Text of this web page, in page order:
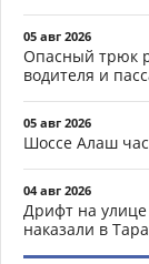
05 авг 2026
Опасный трюк
водителя и
05 авг 2026
Шоссе Алаш
04 авг 2026
Дрифт на улице
наказали в